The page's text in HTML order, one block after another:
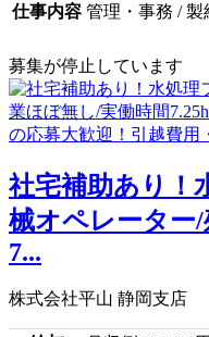
仕事内容 管理・事務 / 製
募集が停止しています
社宅補助あり！
械オペレーター
7...
株式会社平山 静岡支店